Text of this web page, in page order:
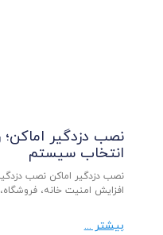
نصب دزدگیر
انتخاب سیستم
نصب دزدگیر اماکن نصب
افزایش امنیت خانه،
بیشتر ...